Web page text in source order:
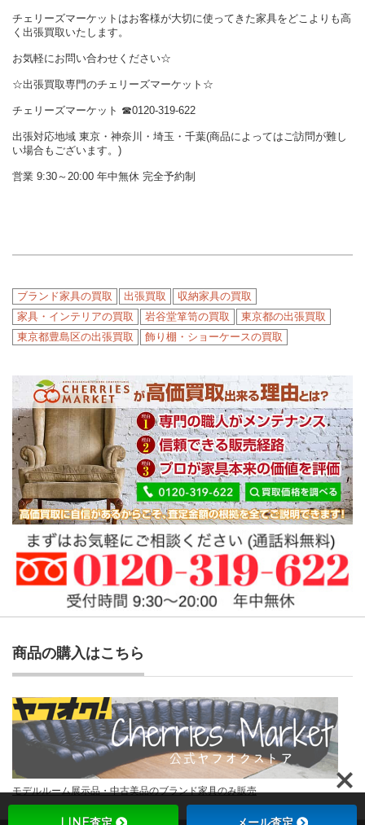
チェリーズマーケットはお客様が大切に使ってきた家具をどこよりも高
く出張買取いたします。
お気軽にお問い合わせください☆
☆出張買取専門のチェリーズマーケット☆
チェリーズマーケット ☎︎0120-319-622
出張対応地域 東京・神奈川・埼玉・千葉(商品によってはご訪問が難し
い場合もございます。)
営業 9:30～20:00 年中無休 完全予約制
ブランド家具の買取 出張買取
収納家具の買取
家具・インテリアの買取
岩谷堂箪笥の買取
東京都の出張買取
東京都豊島区の出張買取
飾り棚・ショーケースの買取
商品の購入はこちら
モデルルーム展示品・中古美品のブランド家具のみ販売